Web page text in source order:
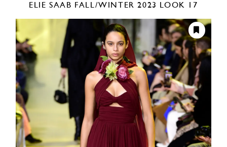
ELIE SAAB FALL/WINTER 2023 LOOK 17